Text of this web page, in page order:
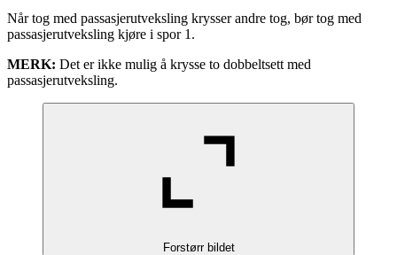
Når tog med passasjerutveksling krysser andre tog, bør tog med
passasjerutveksling kjøre i spor 1.
MERK: Det er ikke mulig å krysse to dobbeltsett med
passasjerutveksling.
Forstørr bildet